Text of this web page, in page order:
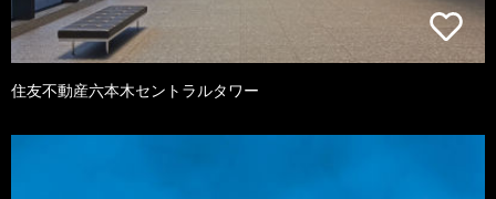
住友不動産六本木セントラルタワー